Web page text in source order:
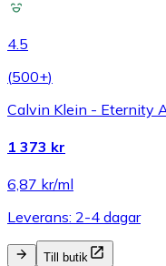
4.5
(500+)
Calvin Klein - Eternity
1 373 kr
6,87 kr/ml
Leverans: 2-4 dagar
Till butik